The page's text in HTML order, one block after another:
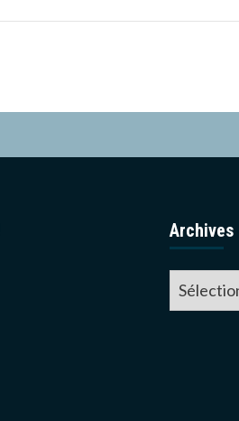
Archives
Archives